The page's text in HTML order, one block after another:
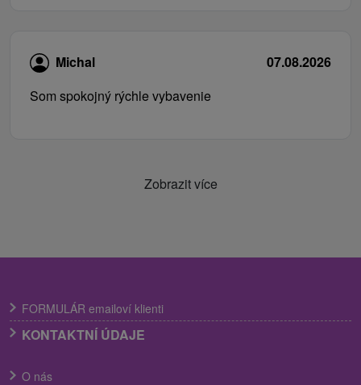
Michal
07.08.2026
Som spokojný rýchle vybavenie
Zobrazit více
FORMULÁR emailoví klienti
KONTAKTNÍ ÚDAJE
O nás